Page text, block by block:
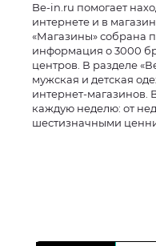
Be-in.ru помогает
интернете и в
«Магазины» собрана
информация о 3000
центров. В разделе
мужская и детская
интернет-магазинов.
каждую неделю: от
шестизначными